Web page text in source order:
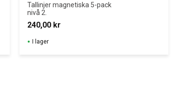
Tallinjer magnetiska 5-pack
nivå 2.
240,00 kr
I lager